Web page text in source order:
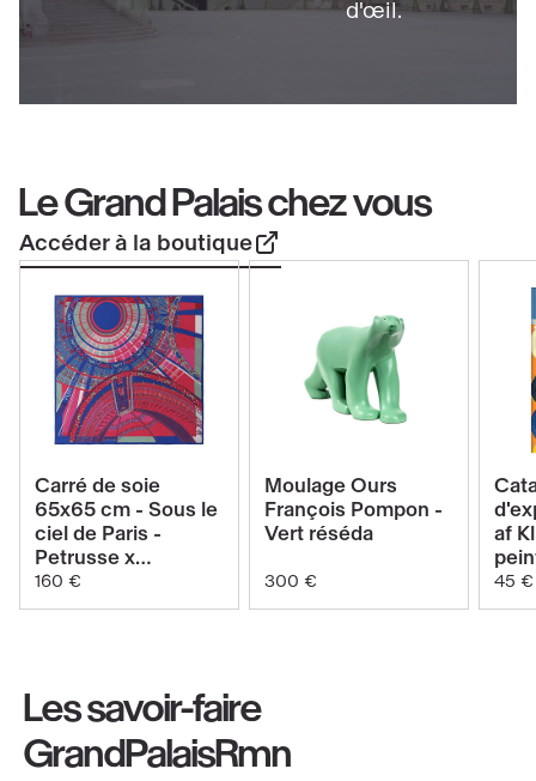
d'œil.
Le Grand Palais chez vous
Accéder à la boutique
Voir
le
produit
Carré
de
cm
-
Sous
Carré de soie
65x65 cm - Sous le
ciel de Paris -
Petrusse x
GrandPalais -
Réséda Pop
160 €
Voir
le
produit
Moulage
Ours
-
Vert
Moulage Ours
François Pompon -
Vert réséda
300 €
af
45 €
Les savoir-faire
GrandPalaisRmn